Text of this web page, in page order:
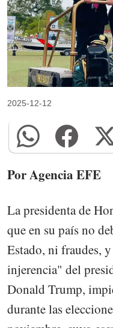
2025-12-12
Por Agencia EFE
La presidenta de
que en su país no
Estado, ni fraudes,
injerencia" del
Donald Trump,
durante las